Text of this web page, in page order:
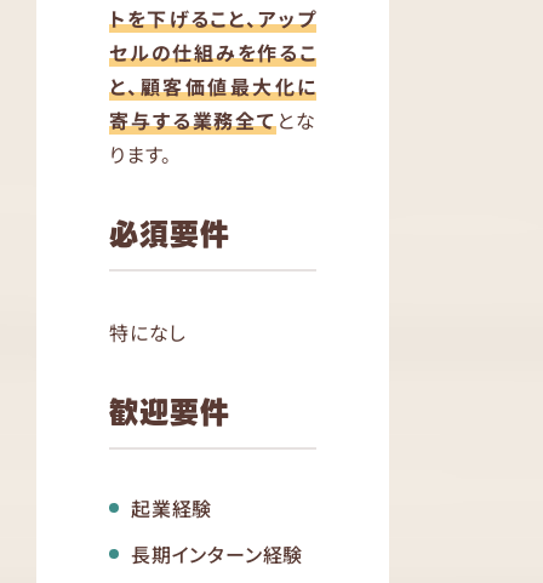
トを下げること、アップ
セルの仕組みを作るこ
と、顧客価値最大化に
寄与する業務全てとな
ります。
必須要件
特になし
歓迎要件
起業経験
長期インターン経験